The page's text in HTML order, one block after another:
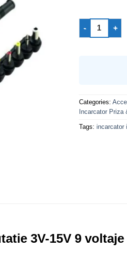
Incarcator
Categories:
Incarcator Priza
Tags: incarcator
3V-15V 9 voltaje